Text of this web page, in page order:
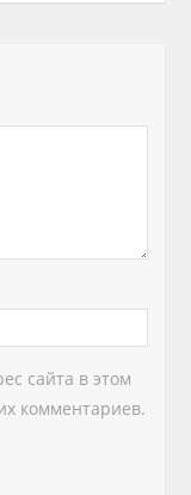
сайта в этом
комментариев.